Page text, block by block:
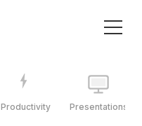
Productivity Presentations